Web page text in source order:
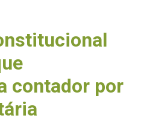
contador por